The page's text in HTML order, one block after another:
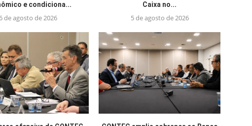
e condiciona...
de agosto de 2026
Caixa no...
5 de agosto de 2026